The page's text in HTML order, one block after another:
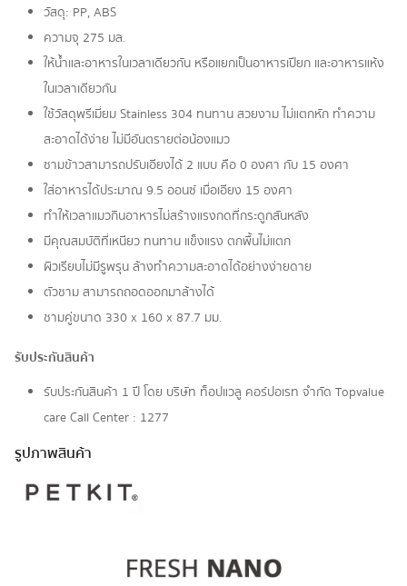
วัสดุ: PP, ABS
ความจุ 275 มล.
ให้น้ำและอาหารในเวลาเดียวกัน หรือแยกเป็นอาหารเปียก และอาหารแห้ง
ในเวลาเดียวกัน
ใช้วัสดุพรีเมี่ยม Stainless 304 ทนทาน สวยงาม ไม่แตกหัก ทำความ
สะอาดได้ง่าย ไม่มีอันตรายต่อน้องแมว
ชามข้าวสามารถปรับเอียงได้ 2 แบบ คือ 0 องศา กับ 15 องศา
ใส่อาหารได้ประมาณ 9.5 ออนซ์ เมื่อเอียง 15 องศา
ทำให้เวลาแมวกินอาหารไม่สร้างแรงกดที่กระดูกสันหลัง
มีคุณสมบัติที่เหนียว ทนทาน แข็งแรง ตกพื้นไม่แตก
ผิวเรียบไม่มีรูพรุน ล้างทำความสะอาดได้อย่างง่ายดาย
ตัวชาม สามารถถอดออกมาล้างได้
ชามคู่ขนาด 330 x 160 x 87.7 มม.
รับประกันสินค้า
รับประกันสินค้า 1 ปี โดย บริษัท ท็อปแวลู คอร์ปอเรท จํากัด Topvalue
care Call Center : 1277
รูปภาพสินค้า